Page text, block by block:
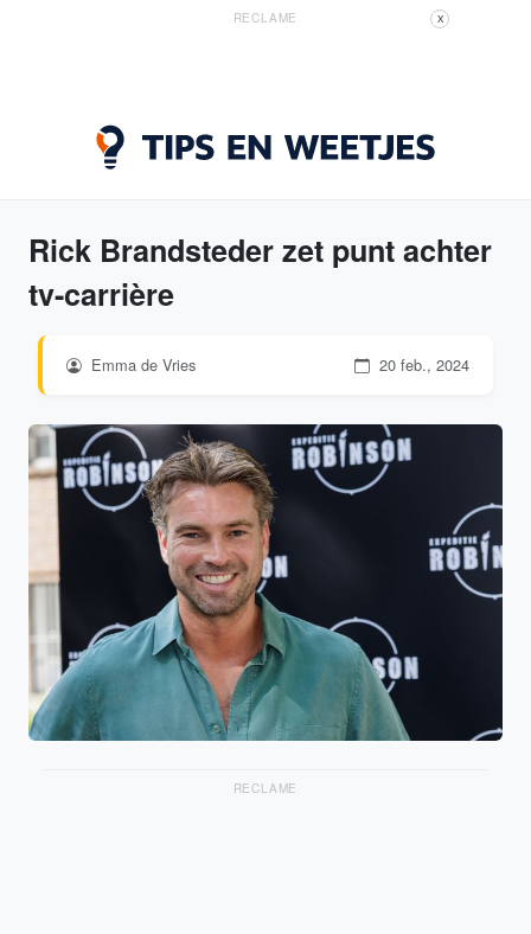
RECLAME X
Rick Brandsteder zet punt achter
tv-carrière
Emma de Vries 20 feb., 2024
RECLAME